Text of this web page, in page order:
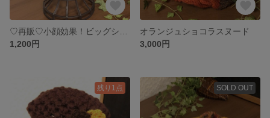
1,200円
オランジュショコラスヌード
3,000円
残り1点 SOLD OUT